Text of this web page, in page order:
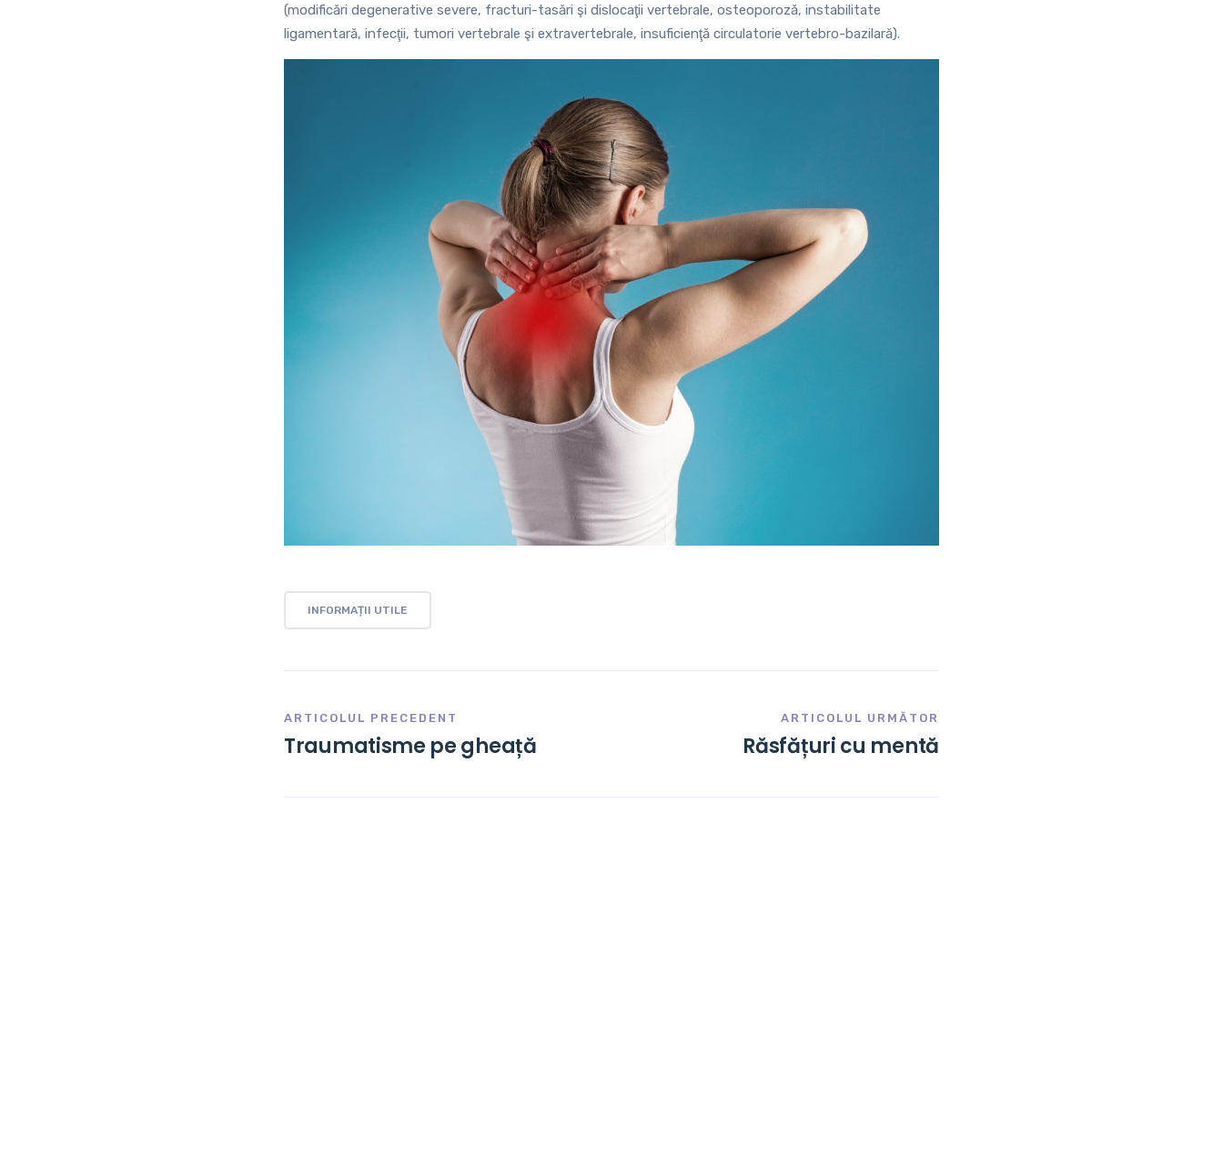
(modificări degenerative severe, fracturi-tasări şi dislocaţii vertebrale, osteoporoză, instabilitate
ligamentară, infecţii, tumori vertebrale şi extravertebrale, insuficienţă circulatorie vertebro-bazilară).
INFORMAȚII UTILE
ARTICOLUL PRECEDENT
Traumatisme pe gheață
ARTICOLUL URMĂTOR
Răsfățuri cu mentă